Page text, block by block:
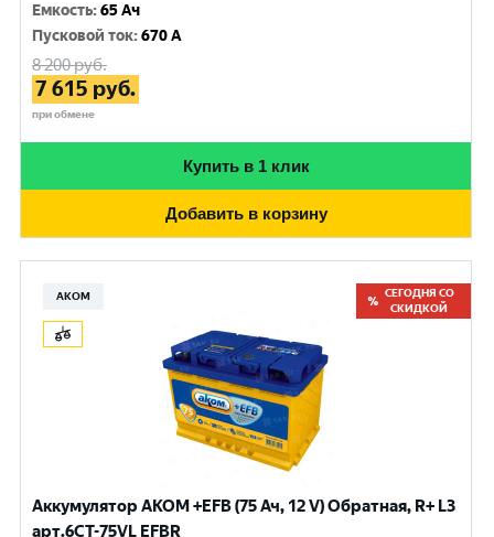
Емкость:65 Ач
Пусковой ток:670 A
8 200руб.
7 615 руб.
при обмене
Купить в 1 клик
Добавить в корзину
АКОМ
СЕГОДНЯ СО
СКИДКОЙ
Аккумулятор AKOM +EFB (75 Ач, 12 V) Обратная, R+ L3
арт.6СТ-75VL EFBR